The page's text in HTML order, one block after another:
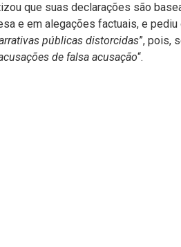
que suas declarações são
e em alegações factuais, e pediu
públicas distorcidas”, pois,
de falsa acusação“.